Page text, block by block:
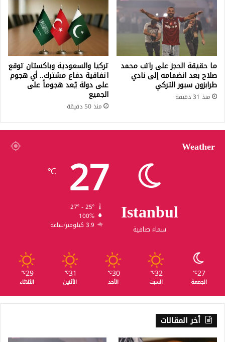
ما حقيقة الحجز على راتب محمد
صلاح بعد انضمامه إلى نادي
طرابزون سبور التركي
منذ 31 دقيقة
تركيا والسعودية وباكستان توقع
اتفاقية دفاع مشترك.. أي هجوم
على دولة يُعد هجوماً على
الجميع
منذ 50 دقيقة
Weather
Istanbul
سماء صافية
27
℃
27º - 25º
100%
3.9 كيلومتر/ساعة
27
℃
الجمعة
32
℃
السبت
30
℃
الأحد
31
℃
الأثنين
29
℃
الثلاثاء
أخر المقالات